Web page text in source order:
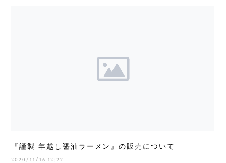
『謹製 年越し醤油ラーメン』の販売について
2020/11/16 12:27